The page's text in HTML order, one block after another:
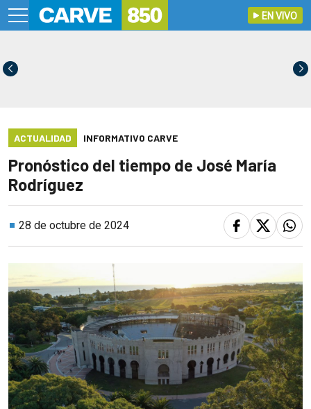
EN VIVO
ACTUALIDAD INFORMATIVO CARVE
Pronóstico del tiempo de José María
Rodríguez
28 de octubre de 2024